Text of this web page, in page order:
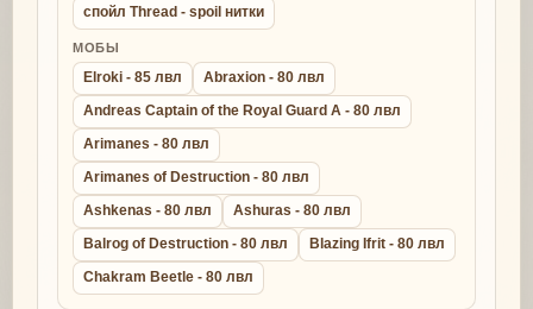
спойл Thread - spoil нитки
МОБЫ
Elroki - 85 лвл
Abraxion - 80 лвл
Andreas Captain of the Royal Guard A - 80 лвл
Arimanes - 80 лвл
Arimanes of Destruction - 80 лвл
Ashkenas - 80 лвл
Ashuras - 80 лвл
Balrog of Destruction - 80 лвл
Blazing Ifrit - 80 лвл
Chakram Beetle - 80 лвл